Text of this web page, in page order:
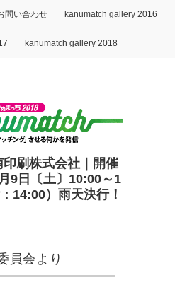
問い合わせ kanumatch gallery 2016
kanumatch gallery 2018
印刷株式会社｜開催
9日〔土〕10:00～1
14:00）雨天決行！
員会より